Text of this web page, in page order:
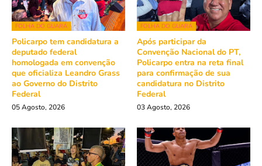
FOLHA DO GUARÁ
Policarpo tem candidatura a
deputado federal
homologada em convenção
que oficializa Leandro Grass
ao Governo do Distrito
Federal
05 Agosto, 2026
FOLHA DO GUARÁ
Após participar da
Convenção Nacional do PT,
Policarpo entra na reta final
para confirmação de sua
candidatura no Distrito
Federal
03 Agosto, 2026